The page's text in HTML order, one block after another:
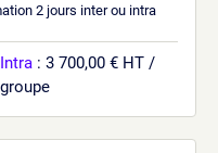
2 jours inter ou intra
Intra : 3 700,00 € HT /
groupe